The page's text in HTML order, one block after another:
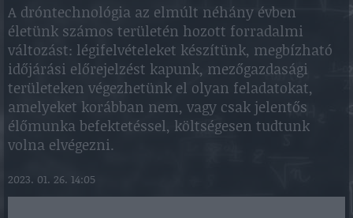
A dróntechnológia az elmúlt néhány évben
életünk számos területén hozott forradalmi
változást: légifelvételeket készítünk, megbízható
időjárási előrejelzést kapunk, mezőgazdasági
területeken végezhetünk el olyan feladatokat,
amelyeket korábban nem, vagy csak jelentős
élőmunka befektetéssel, költségesen tudtunk
volna elvégezni.
2023. 01. 26. 14:05